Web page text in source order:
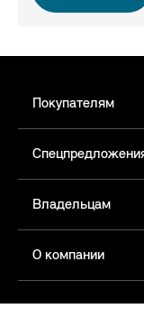
Покупателям
Владельцам
О компании